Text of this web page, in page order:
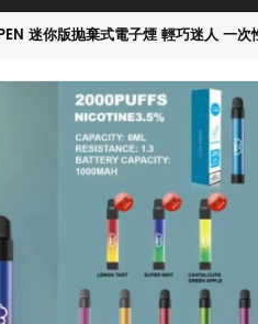
迷你版抛棄式電子煙 輕巧迷人 一